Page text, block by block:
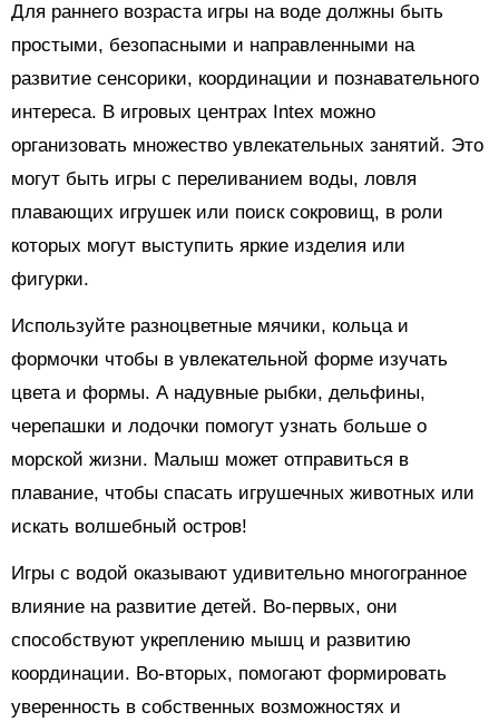
Для раннего возраста игры на воде должны быть
простыми, безопасными и направленными на
развитие сенсорики, координации и познавательного
интереса. В игровых центрах Intex можно
организовать множество увлекательных занятий. Это
могут быть игры с переливанием воды, ловля
плавающих игрушек или поиск сокровищ, в роли
которых могут выступить яркие изделия или
фигурки.
Используйте разноцветные мячики, кольца и
формочки чтобы в увлекательной форме изучать
цвета и формы. А надувные рыбки, дельфины,
черепашки и лодочки помогут узнать больше о
морской жизни. Малыш может отправиться в
плавание, чтобы спасать игрушечных животных или
искать волшебный остров!
Игры с водой оказывают удивительно многогранное
влияние на развитие детей. Во-первых, они
способствуют укреплению мышц и развитию
координации. Во-вторых, помогают формировать
уверенность в собственных возможностях и